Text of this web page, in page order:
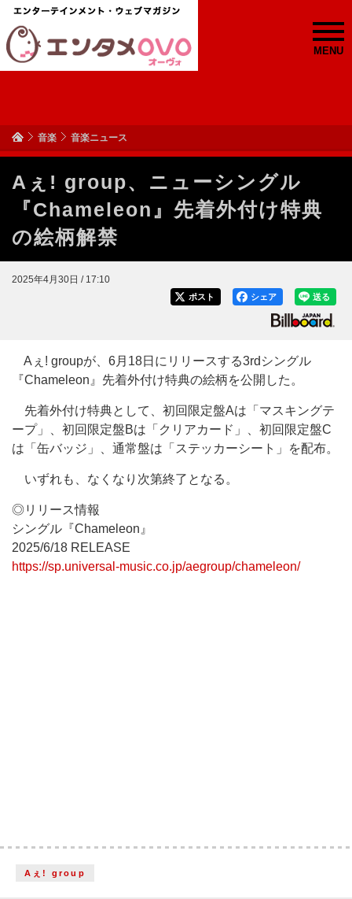
MENU
音楽 音楽ニュース
Aぇ! group、ニューシングル
『Chameleon』先着外付け特典
の絵柄解禁
2025年4月30日 / 17:10
送る
シェア
ポスト
Aぇ! groupが、6月18日にリリースする3rdシングル
『Chameleon』先着外付け特典の絵柄を公開した。
先着外付け特典として、初回限定盤Aは「マスキングテ
ープ」、初回限定盤Bは「クリアカード」、初回限定盤C
は「缶バッジ」、通常盤は「ステッカーシート」を配布。
いずれも、なくなり次第終了となる。
◎リリース情報
シングル『Chameleon』
2025/6/18 RELEASE
https://sp.universal-music.co.jp/aegroup/chameleon/
Aぇ! group